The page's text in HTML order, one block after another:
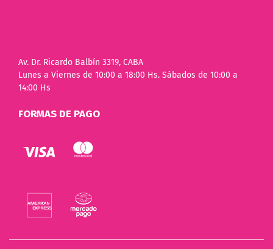
Av. Dr. Ricardo Balbín 3319, CABA
Lunes a Viernes de 10:00 a 18:00 Hs. Sábados de 10:00 a
14:00 Hs
FORMAS DE PAGO